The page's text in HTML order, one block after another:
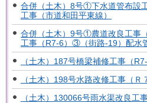
合併（土木）8号①下水道管布設
工事（市道和田平東線）
合併（土木）9号①農道改良工事
工事（R7-6）③（街路-19）配水
（土木）187号橋梁補修工事（R7-
（土木）198号水路改修工事（Ｒ
（土木）130066号雨水渠改良工